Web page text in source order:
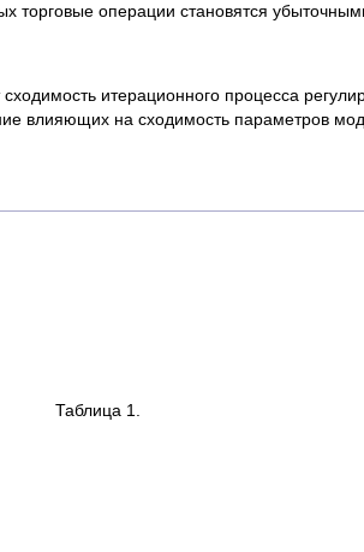
торговые операции становятся
сходимость итерационного процесса
влияющих на сходимость параметров
1.